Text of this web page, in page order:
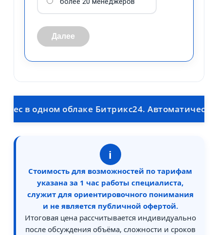
Далее
облаке Битрикс24.
i
Стоимость для возможностей по тарифам
указана за 1 час работы специалиста,
служит для ориентировочного понимания
и не является публичной офертой.
Итоговая цена рассчитывается индивидуально
после обсуждения объёма, сложности и сроков